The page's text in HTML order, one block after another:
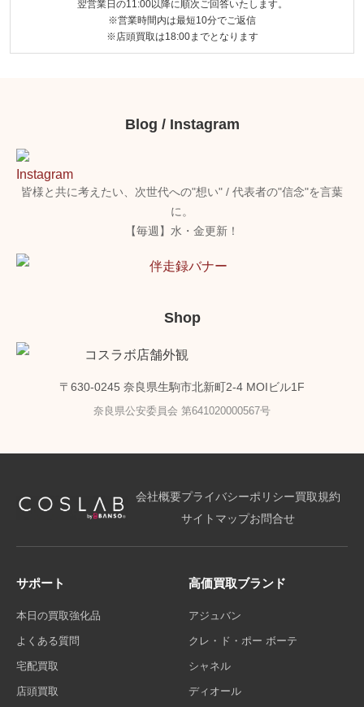
翌営業日の11:00以降に順次ご回答いたします。
※営業時間内は最短10分でご返信
※店頭買取は18:00までとなります
Blog / Instagram
皆様と共に考えたい、次世代への"想い" / 代表者の"信念"を言葉
に。
【毎週】水・金更新！
Shop
〒630-0245 奈良県生駒市北新町2-4 MOIビル1F
奈良県公安委員会 第641020000567号
会社概要プライバシーポリシー買取規約
サイトマップお問合せ
サポート
本日の買取強化品
よくある質問
宅配買取
店頭買取
高価買取ブランド
アジュバン
クレ・ド・ポー ボーテ
シャネル
ディオール